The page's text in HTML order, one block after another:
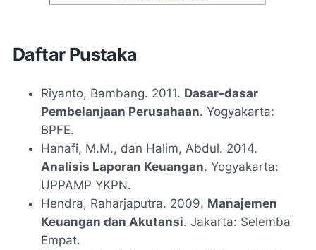
Daftar Pustaka
Riyanto, Bambang. 2011. Dasar-dasar
Pembelanjaan Perusahaan. Yogyakarta:
BPFE.
Hanafi, M.M., dan Halim, Abdul. 2014.
Analisis Laporan Keuangan. Yogyakarta:
UPPAMP YKPN.
Hendra, Raharjaputra. 2009. Manajemen
Keuangan dan Akutansi. Jakarta: Selemba
Empat.